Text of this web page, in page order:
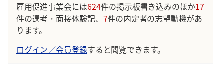
雇用促進事業会には624件の掲示板書き込みのほか17
件の選考・面接体験記、 7件の内定者の志望動機があ
ります。
ログイン／会員登録すると閲覧できます。